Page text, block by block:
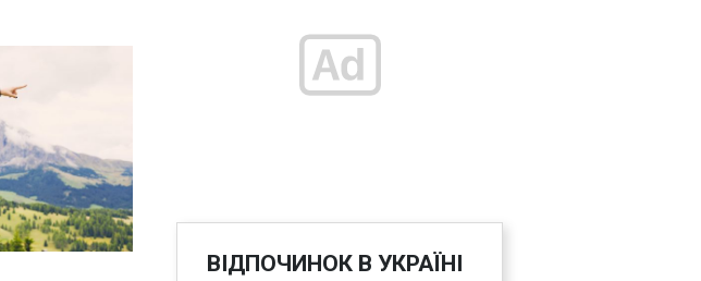
ВІДПОЧИНОК В УКРАЇНІ